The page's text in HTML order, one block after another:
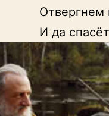
Отвергнем
И да